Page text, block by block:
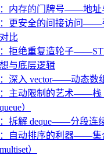
内存的门牌号——地址
更安全的间接访问——
比
拒绝重复造轮子
与底层逻辑
深入 vector——动态数
主动限制的艺术——栈
）
拆解 deque——分段连
自动排序的利器——集
multiset）